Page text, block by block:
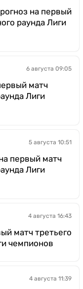
на первый
раунда Лиги
6 августа 09:05
матч
Лиги
5 августа 10:51
первый матч
Лиги
4 августа 16:43
матч третьего
чемпионов
4 августа 11:39